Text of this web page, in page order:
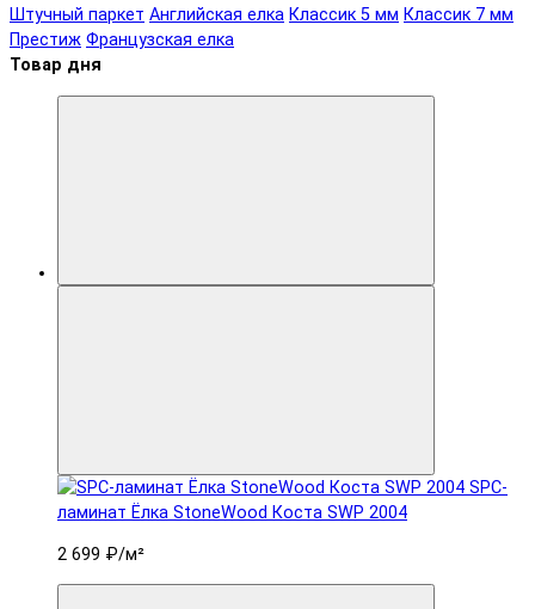
Штучный паркет Английская елка Классик 5 мм Классик 7 мм
Престиж Французская елка
Товар дня
SPC-
ламинат Ëлка StoneWood Коста SWP 2004
2 699 ₽/м²